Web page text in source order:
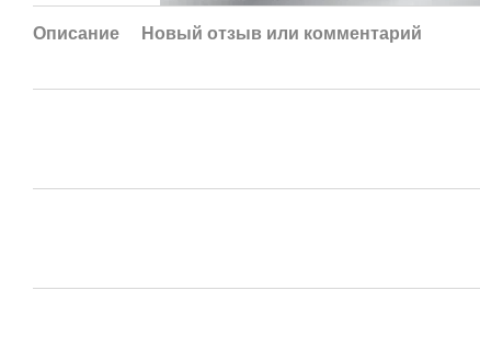
Описание Новый отзыв или комментарий